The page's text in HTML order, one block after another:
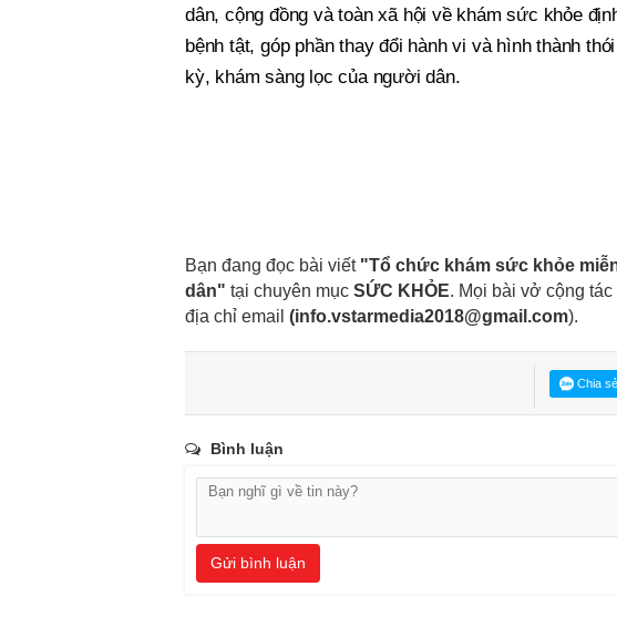
dân, cộng đồng và toàn xã hội về khám sức khỏe
bệnh tật, góp phần thay đổi hành vi và hình thành
kỳ, khám sàng lọc của người dân.
Bạn đang đọc bài viết "Tổ chức khám sức khỏe
dân" tại chuyên mục SỨC KHỎE. Mọi bài vở cộng
địa chỉ email (info.vstarmedia2018@gmail.com).
Chia sẻ
Bình luận
Gửi bình luận